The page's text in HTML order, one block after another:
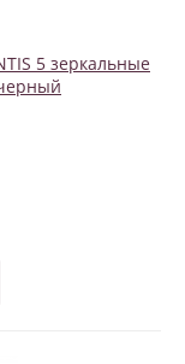
5 зеркальные